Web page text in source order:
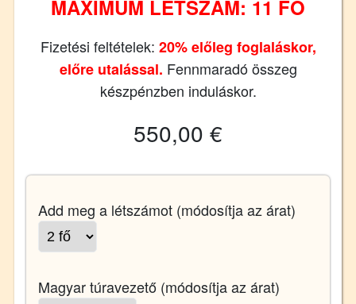
MAXIMUM LÉTSZÁM: 11 FŐ
Fizetési feltételek: 20% előleg foglaláskor,
előre utalással. Fennmaradó összeg
készpénzben induláskor.
550,00 €
Add meg a létszámot (módosítja az árat)
Magyar túravezető (módosítja az árat)